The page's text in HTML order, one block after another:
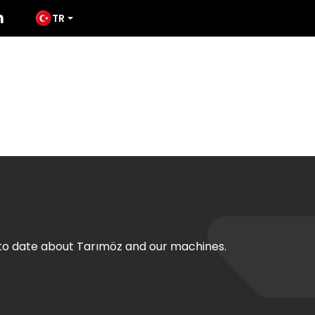
TR
date about Tarımöz and our machines.